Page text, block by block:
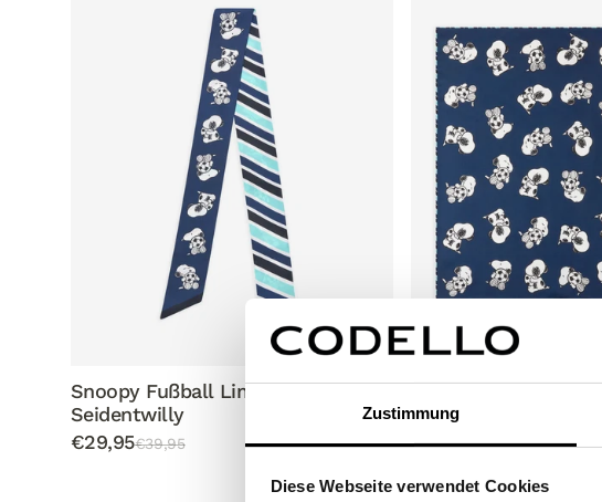
Zustimmung
Diese Webseite verwendet Cookies
Snoopy Fußball Limited Edition -
Seidentwilly
€29,95€39,95
Snoopy x Fußball
- Seidentuch
€39,95€49,95